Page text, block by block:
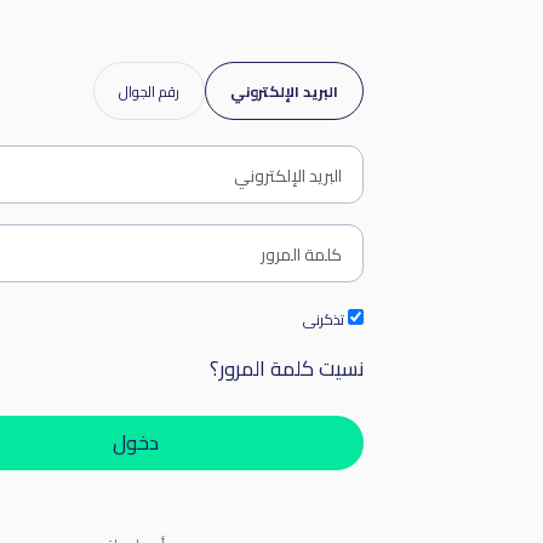
البريد الإلكتروني رقم الجوال
تذكرنى
نسيت كلمة المرور؟
دخول